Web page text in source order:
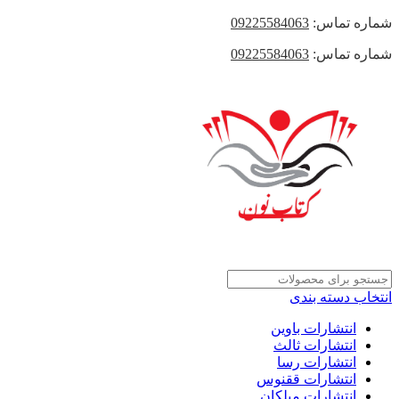
شماره تماس: 09225584063
شماره تماس: 09225584063
انتخاب دسته بندی
انتشارات باوین
انتشارات ثالث
انتشارات رسا
انتشارات ققنوس
انتشارات میلکان